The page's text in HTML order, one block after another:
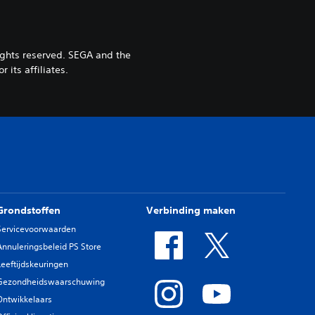
reserved. SEGA and the
its affiliates.
PS Store
Verbinding maken